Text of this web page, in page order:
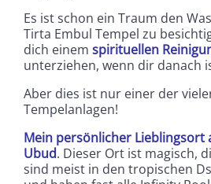
Es ist schon ein Traum den
Tirta Embul Tempel zu
dich einem spirituellen
unterziehen, wenn dir danach
Aber dies ist nur einer der
Tempelanlagen!
Mein persönlicher Lieblingsort
Ubud. Dieser Ort ist magisch,
sind meist in den tropischen